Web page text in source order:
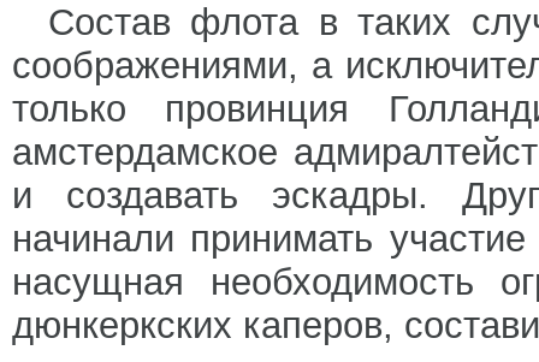
Состав флота в таких
соображениями, а
только провинция
амстердамское
и создавать эскадры.
начинали принимать
насущная необходимость
дюнкеркских каперов,